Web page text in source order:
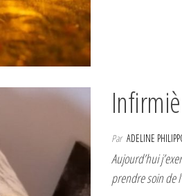
Par ADELINE
Aujourd’hui
prendre soin de